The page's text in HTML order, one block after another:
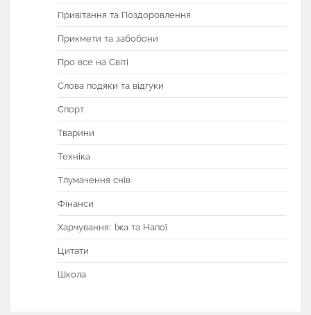
Привітання та Поздоровлення
Прикмети та забобони
Про все на Світі
Слова подяки та відгуки
Спорт
Тварини
Техніка
Тлумачення снів
Фінанси
Харчування: Їжа та Напої
Цитати
Школа